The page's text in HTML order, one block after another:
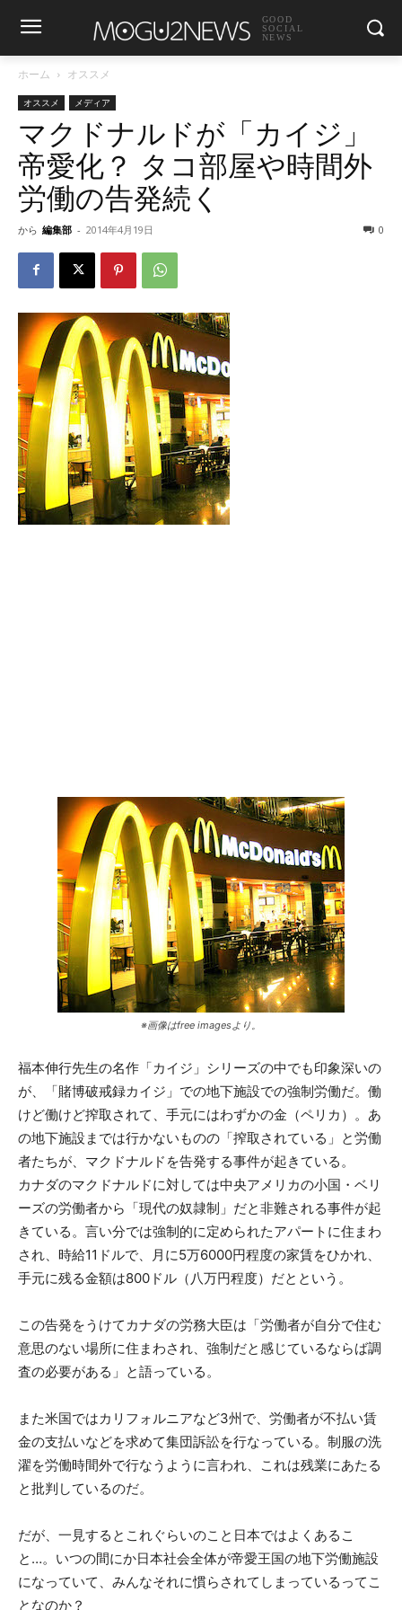
GOOD
SOCIAL
NEWS
ホーム オススメ
オススメ メディア
マクドナルドが「カイジ」
帝愛化？ タコ部屋や時間外
労働の告発続く
から 編集部 - 2014年4月19日 0
※画像はfree imagesより。
福本伸行先生の名作「カイジ」シリーズの中でも印象深いの
が、「賭博破戒録カイジ」での地下施設での強制労働だ。働
けど働けど搾取されて、手元にはわずかの金（ペリカ）。あ
の地下施設までは行かないものの「搾取されている」と労働
者たちが、マクドナルドを告発する事件が起きている。
カナダのマクドナルドに対しては中央アメリカの小国・ベリ
ーズの労働者から「現代の奴隷制」だと非難される事件が起
きている。言い分では強制的に定められたアパートに住まわ
され、時給11ドルで、月に5万6000円程度の家賃をひかれ、
手元に残る金額は800ドル（八万円程度）だとという。
この告発をうけてカナダの労務大臣は「労働者が自分で住む
意思のない場所に住まわされ、強制だと感じているならば調
査の必要がある」と語っている。
また米国ではカリフォルニアなど3州で、労働者が不払い賃
金の支払いなどを求めて集団訴訟を行なっている。制服の洗
濯を労働時間外で行なうように言われ、これは残業にあたる
と批判しているのだ。
だが、一見するとこれぐらいのこと日本ではよくあるこ
と…。いつの間にか日本社会全体が帝愛王国の地下労働施設
になっていて、みんなそれに慣らされてしまっているってこ
となのか？